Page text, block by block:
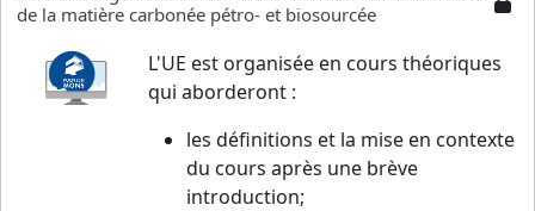
de la matière carbonée pétro- et biosourcée
L'UE est organisée en cours théoriques
qui aborderont :
les définitions et la mise en contexte
du cours après une brève
introduction;